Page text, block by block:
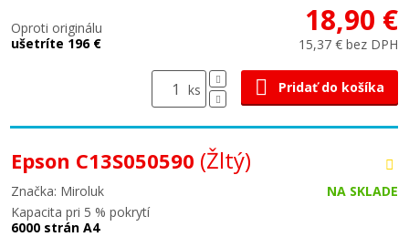
Oproti originálu
ušetríte 196 €
18,90 €
15,37 € bez DPH
ks Pridať do košíka
Epson C13S050590 (Žltý)
Značka: Miroluk
NA SKLADE
Kapacita pri 5 % pokrytí
6000 strán A4